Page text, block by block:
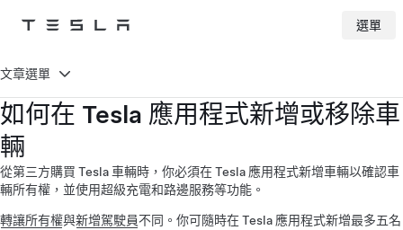
Tesla 選單
如何在 Tesla 應用程式新增或移除車
輛
從第三方購買 Tesla 車輛時，你必須在 Tesla 應用程式新增車輛以確認車
輛所有權，並使用超級充電和路邊服務等功能。
轉讓所有權與新增駕駛員不同。你可隨時在 Tesla 應用程式新增最多五名
文章選單